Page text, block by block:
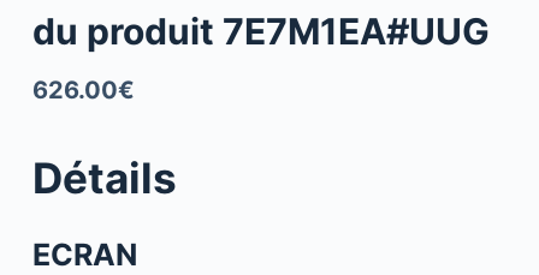
du produit 7E7M1EA#UUG
626.00€
Détails
ECRAN